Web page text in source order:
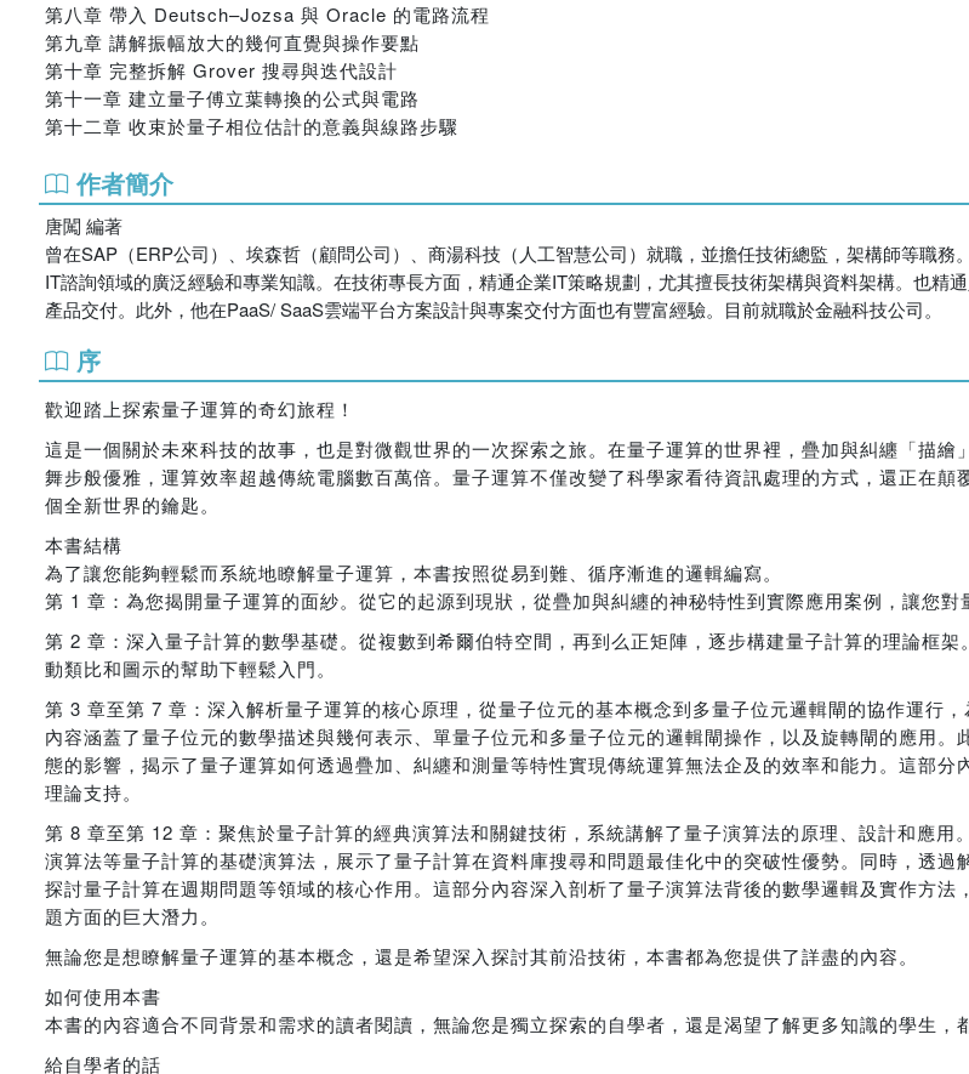
第八章 帶入 Deutsch–Jozsa 與 Oracle 的電路流程
第九章 講解振幅放大的幾何直覺與操作要點
第十章 完整拆解 Grover 搜尋與迭代設計
第十一章 建立量子傅立葉轉換的公式與電路
第十二章 收束於量子相位估計的意義與線路步驟
作者簡介
唐闖 編著
曾在SAP（ERP公司）、埃森哲（顧問公司）、商湯科技（人工智慧公司）就職，並擔任技術總監，架構師等職務
IT諮詢領域的廣泛經驗和專業知識。在技術專長方面，精通企業IT策略規劃，尤其擅長技術架構與資料架構。也精
產品交付。此外，他在PaaS/ SaaS雲端平台方案設計與專案交付方面也有豐富經驗。目前就職於金融科技公司。
序
歡迎踏上探索量子運算的奇幻旅程！
這是一個關於未來科技的故事，也是對微觀世界的一次探索之旅。在量子運算的世界裡，疊加與糾纏「描繪
舞步般優雅，運算效率超越傳統電腦數百萬倍。量子運算不僅改變了科學家看待資訊處理的方式，還正在顛
個全新世界的鑰匙。
本書結構
為了讓您能夠輕鬆而系統地瞭解量子運算，本書按照從易到難、循序漸進的邏輯編寫。
第 1 章：為您揭開量子運算的面紗。從它的起源到現狀，從疊加與糾纏的神秘特性到實際應用案例，讓您對
第 2 章：深入量子計算的數學基礎。從複數到希爾伯特空間，再到么正矩陣，逐步構建量子計算的理論框
動類比和圖示的幫助下輕鬆入門。
第 3 章至第 7 章：深入解析量子運算的核心原理，從量子位元的基本概念到多量子位元邏輯閘的協作運行
內容涵蓋了量子位元的數學描述與幾何表示、單量子位元和多量子位元的邏輯閘操作，以及旋轉閘的應用
態的影響，揭示了量子運算如何透過疊加、糾纏和測量等特性實現傳統運算無法企及的效率和能力。這部分
理論支持。
第 8 章至第 12 章：聚焦於量子計算的經典演算法和關鍵技術，系統講解了量子演算法的原理、設計和應
演算法等量子計算的基礎演算法，展示了量子計算在資料庫搜尋和問題最佳化中的突破性優勢。同時，透過
探討量子計算在週期問題等領域的核心作用。這部分內容深入剖析了量子演算法背後的數學邏輯及實作方法
題方面的巨大潛力。
無論您是想瞭解量子運算的基本概念，還是希望深入探討其前沿技術，本書都為您提供了詳盡的內容。
如何使用本書
本書的內容適合不同背景和需求的讀者閱讀，無論您是獨立探索的自學者，還是渴望了解更多知識的學生，
給自學者的話